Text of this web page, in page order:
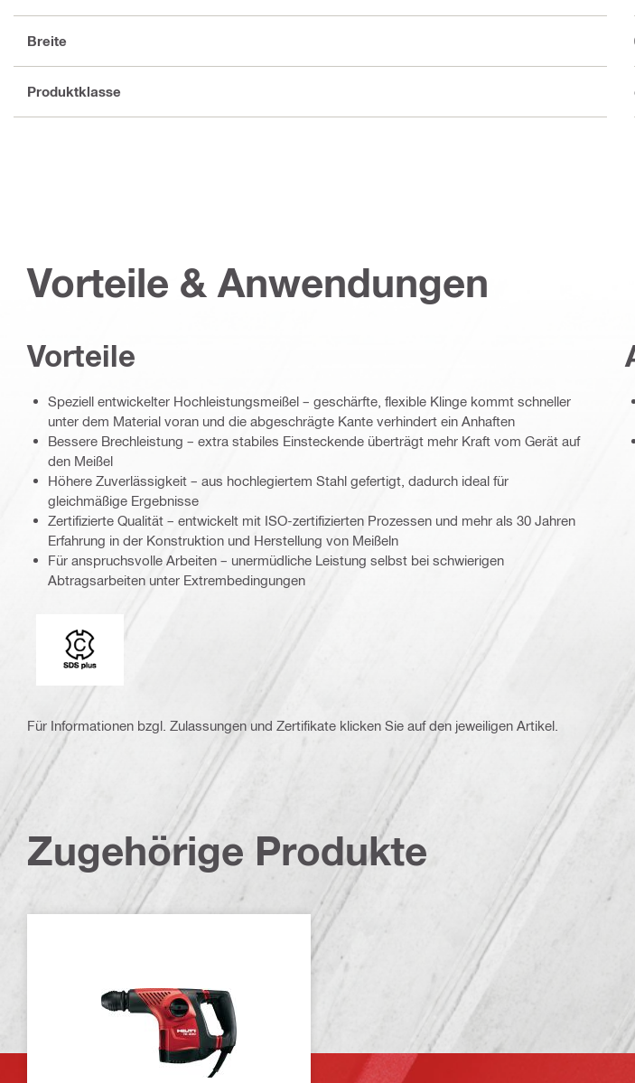
Breite
Produktklasse
Vorteile & Anwendungen
Vorteile
Speziell entwickelter Hochleistungsmeißel – geschärfte, flexible Klinge kommt schneller
unter dem Material voran und die abgeschrägte Kante verhindert ein Anhaften
Bessere Brechleistung – extra stabiles Einsteckende überträgt mehr Kraft vom Gerät auf
den Meißel
Höhere Zuverlässigkeit – aus hochlegiertem Stahl gefertigt, dadurch ideal für
gleichmäßige Ergebnisse
Zertifizierte Qualität – entwickelt mit ISO-zertifizierten Prozessen und mehr als 30 Jahren
Erfahrung in der Konstruktion und Herstellung von Meißeln
Für anspruchsvolle Arbeiten – unermüdliche Leistung selbst bei schwierigen
Abtragsarbeiten unter Extrembedingungen
Einsteckenden
Für Informationen bzgl. Zulassungen und Zertifikate klicken Sie auf den jeweiligen Artikel.
Zugehörige Produkte